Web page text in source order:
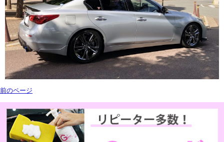
前のページ